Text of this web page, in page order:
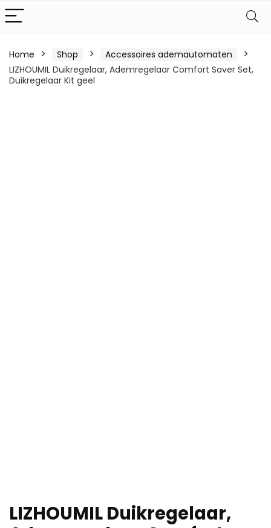
Home Shop
Accessoires ademautomaten
LIZHOUMIL Duikregelaar, Ademregelaar Comfort Saver Set,
Duikregelaar Kit geel
LIZHOUMIL Duikregelaar,